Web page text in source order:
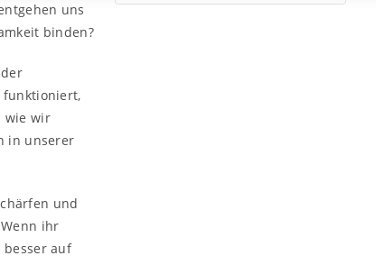
uns
binden?
funktioniert,
wie wir
in unserer
und
ihr
besser auf